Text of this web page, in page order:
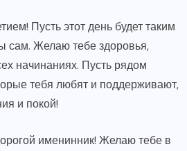
Пусть этот день будет таким
сам. Желаю тебе здоровья,
начинаниях. Пусть рядом
тебя любят и поддерживают,
и покой!
именинник! Желаю тебе в